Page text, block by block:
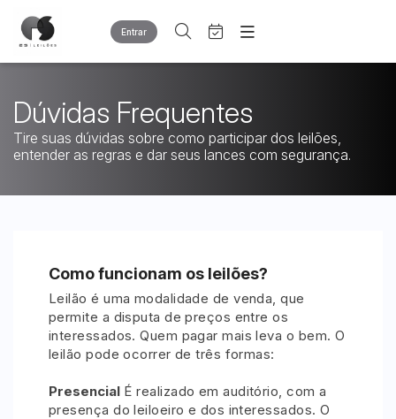
Entrar
Criar conta
Agenda
Quem Somos
Outros materiais
Sucatas
Veículos
Carros
Busca por palavra-chave
Judiciais Extrajudiciais
Faixa de valor
até R$
Home
Quem Somos
Eventos
Dúvidas Frequentes
Tire suas dúvidas sobre como participar dos leilões,
entender as regras e dar seus lances com segurança.
Como funcionam os leilões?
Leilão é uma modalidade de venda, que
permite a disputa de preços entre os
interessados. Quem pagar mais leva o bem. O
leilão pode ocorrer de três formas:
Presencial É realizado em auditório, com a
presença do leiloeiro e dos interessados. O